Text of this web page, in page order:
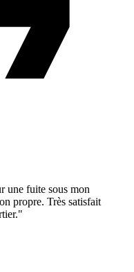
une fuite sous mon
propre. Très satisfait